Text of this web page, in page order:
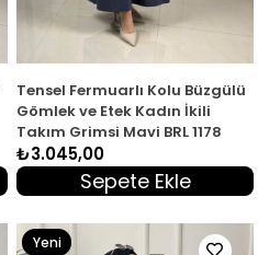
Tensel Fermuarlı Kolu Büzgülü
Gömlek ve Etek Kadın İkili
Takım Grimsi Mavi BRL 1178
₺3.045,00
Sepete Ekle
Yeni